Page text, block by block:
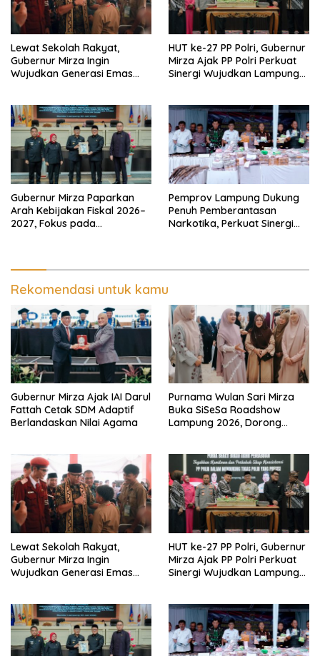
Lewat Sekolah Rakyat,
Gubernur Mirza Ingin
Wujudkan Generasi Emas
HUT ke-27 PP Polri, Gubernur
Mirza Ajak PP Polri Perkuat
Sinergi Wujudkan Lampung
Gubernur Mirza Paparkan
Arah Kebijakan Fiskal 2026–
2027, Fokus pada
Pemprov Lampung Dukung
Penuh Pemberantasan
Narkotika, Perkuat Sinergi
Rekomendasi untuk kamu
Gubernur Mirza Ajak IAI Darul
Fattah Cetak SDM Adaptif
Berlandaskan Nilai Agama
Purnama Wulan Sari Mirza
Buka SiSeSa Roadshow
Lampung 2026, Dorong
Lewat Sekolah Rakyat,
Gubernur Mirza Ingin
Wujudkan Generasi Emas
HUT ke-27 PP Polri, Gubernur
Mirza Ajak PP Polri Perkuat
Sinergi Wujudkan Lampung